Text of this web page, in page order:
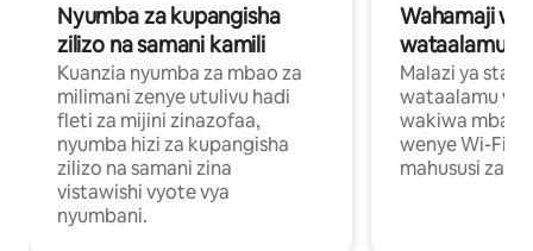
Nyumba za kupangisha
zilizo na samani kamili
Kuanzia nyumba za mbao za
milimani zenye utulivu hadi
fleti za mijini zinazofaa,
nyumba hizi za kupangisha
zilizo na samani zina
vistawishi vyote vya
nyumbani.
Wahamaji
wataalamu
Malazi ya
wataalamu
wakiwa mbali
wenye Wi-Fi
mahususi za